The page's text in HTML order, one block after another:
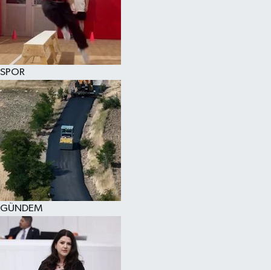
SPOR
GÜNDEM
KÜLTÜR SANAT
MAGAZİN
SAĞLIK
SİYASET
SPOR
TEKNOLOJİ
VİZYONDAKİLER
YAŞAM